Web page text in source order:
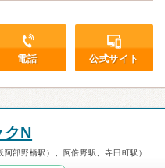
電話 公式サイト
クN
部野橋駅）、阿倍野駅、寺田町駅）